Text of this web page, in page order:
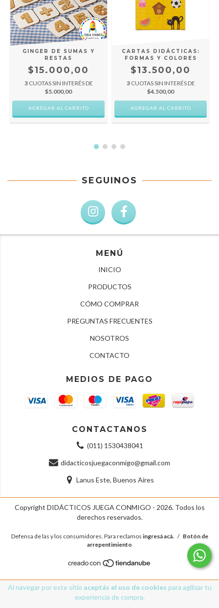
Al navegar por este sitio aceptás el uso de cookies para agilizar tu
experiencia de compra.
GINGER DE SUMAS Y
RESTAS
$15.000,00
3 CUOTAS SIN INTERÉS DE
$5.000,00
CARTAS DIDÁCTICAS:
FORMAS Y COLORES
$13.500,00
3 CUOTAS SIN INTERÉS DE
$4.500,00
SEGUINOS
MENÚ
INICIO
PRODUCTOS
CÓMO COMPRAR
PREGUNTAS FRECUENTES
NOSOTROS
CONTACTO
MEDIOS DE PAGO
CONTACTANOS
(011) 1530438041
didacticosjuegaconmigo@gmail.com
Lanus Este, Buenos Aires
Copyright DIDÁCTICOS JUEGA CONMIGO - 2026. Todos los
derechos reservados.
Defensa de las y los consumidores. Para reclamos ingresá acá. / Botón de
arrepentimiento